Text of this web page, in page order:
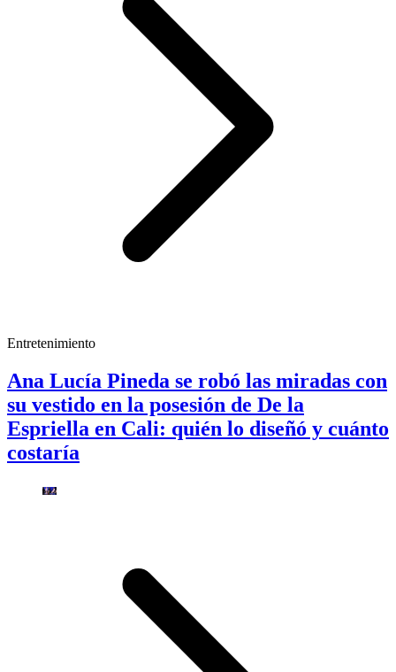
Entretenimiento
Ana Lucía Pineda se robó las miradas con
su vestido en la posesión de De la
Espriella en Cali: quién lo diseñó y cuánto
costaría